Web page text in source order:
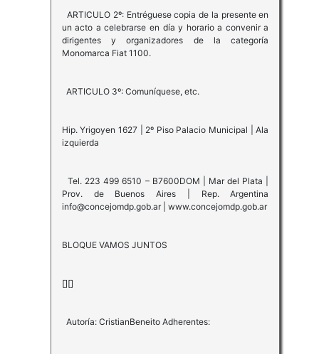
ARTICULO 2º: Entréguese copia de la presente en
un acto a celebrarse en día y horario a convenir a
dirigentes y organizadores de la categoría
Monomarca Fiat 1100.
ARTICULO 3º: Comuníquese, etc.
Hip. Yrigoyen 1627 | 2º Piso Palacio Municipal | Ala
izquierda
Tel. 223 499 6510 – B7600DOM | Mar del Plata |
Prov. de Buenos Aires | Rep. Argentina
info@concejomdp.gob.ar | www.concejomdp.gob.ar
BLOQUE VAMOS JUNTOS
[][]
Autoría: CristianBeneito Adherentes: